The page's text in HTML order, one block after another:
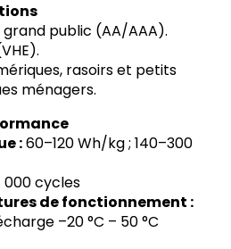
public (AA/AAA).
rasoirs et petits
ménagers.
:60–120 Wh/kg ; 140–300
000 cycles
de fonctionnement :
–20°C – 50°C